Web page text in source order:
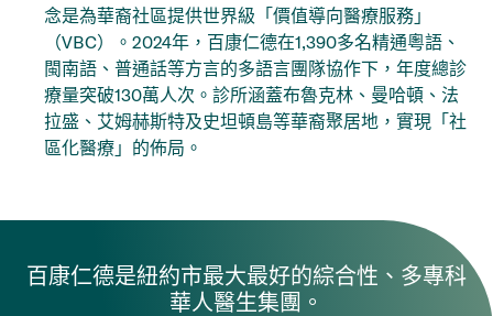
念是為華裔社區提供世界級「價值導向醫療服務」
（VBC）。2024年，百康仁德在1,390多名精通粵語、
閩南語、普通話等方言的多語言團隊協作下，年度總診
療量突破130萬人次。診所涵蓋布魯克林、曼哈頓、法
拉盛、艾姆赫斯特及史坦頓島等華裔聚居地，實現「社
區化醫療」的佈局。
百康仁德是紐約市最大最好的綜合性、多專科
華人醫生集團。